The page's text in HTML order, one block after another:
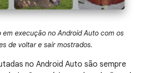
em execução no Android Auto com os
de voltar e sair mostrados.
no Android Auto são sempre